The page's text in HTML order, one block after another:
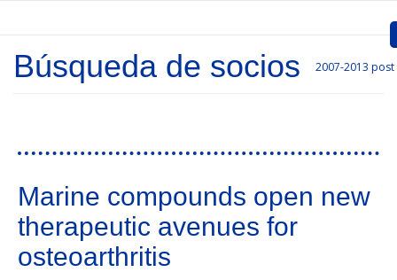
Inicio
Call for entries
Approved Projects
Communication
Documents
2007-2013 post
Búsqueda de socios
Marine compounds open new
therapeutic avenues for
osteoarthritis